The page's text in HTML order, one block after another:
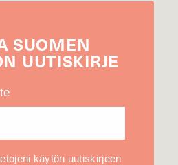
SUOMEN
UUTIS­KIRJE
käytön uutiskirjeen